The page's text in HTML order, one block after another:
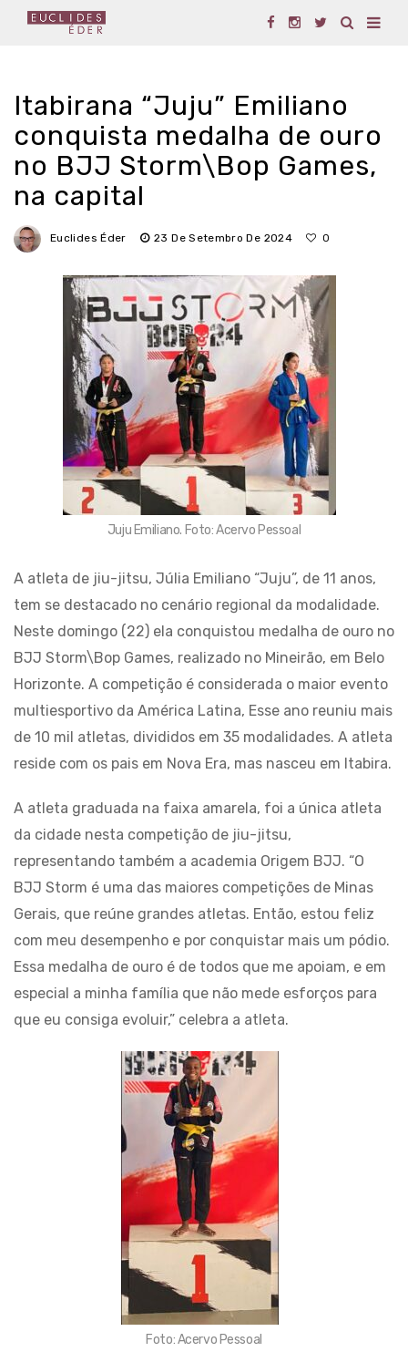
Itabirana “Juju” Emiliano
conquista medalha de ouro
no BJJ Storm\Bop Games,
na capital
Euclides Éder 23 De Setembro De 2024 0
Juju Emiliano. Foto: Acervo Pessoal
A atleta de jiu-jitsu, Júlia Emiliano “Juju”, de 11 anos,
tem se destacado no cenário regional da modalidade.
Neste domingo (22) ela conquistou medalha de ouro no
BJJ Storm\Bop Games, realizado no Mineirão, em Belo
Horizonte. A competição é considerada o maior evento
multiesportivo da América Latina, Esse ano reuniu mais
de 10 mil atletas, divididos em 35 modalidades. A atleta
reside com os pais em Nova Era, mas nasceu em Itabira.
A atleta graduada na faixa amarela, foi a única atleta
da cidade nesta competição de jiu-jitsu,
representando também a academia Origem BJJ. “O
BJJ Storm é uma das maiores competições de Minas
Gerais, que reúne grandes atletas. Então, estou feliz
com meu desempenho e por conquistar mais um pódio.
Essa medalha de ouro é de todos que me apoiam, e em
especial a minha família que não mede esforços para
que eu consiga evoluir,” celebra a atleta.
Foto: Acervo Pessoal